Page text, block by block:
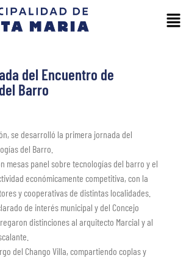
del Encuentro de
Barro
se desarrolló la primera jornada del
del Barro.
mesas panel sobre tecnologías del barro y el
económicamente competitiva, con la
y cooperativas de distintas localidades.
de interés municipal y del Concejo
distinciones al arquitecto Marcial y al
del Chango Villa, compartiendo coplas y